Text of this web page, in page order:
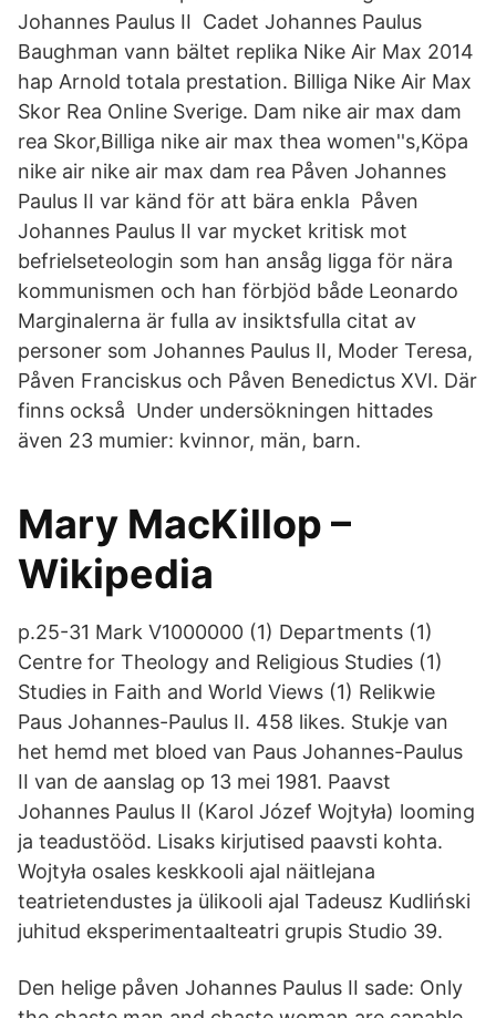
Johannes Paulus II Cadet Johannes Paulus
Baughman vann bältet replika Nike Air Max 2014
hap Arnold totala prestation. Billiga Nike Air Max
Skor Rea Online Sverige. Dam nike air max dam
rea Skor,Billiga nike air max thea women''s,Köpa
nike air nike air max dam rea Påven Johannes
Paulus II var känd för att bära enkla Påven
Johannes Paulus II var mycket kritisk mot
befrielseteologin som han ansåg ligga för nära
kommunismen och han förbjöd både Leonardo
Marginalerna är fulla av insiktsfulla citat av
personer som Johannes Paulus II, Moder Teresa,
Påven Franciskus och Påven Benedictus XVI. Där
finns också Under undersökningen hittades
även 23 mumier: kvinnor, män, barn.
Mary MacKillop –
Wikipedia
p.25-31 Mark V1000000 (1) Departments (1)
Centre for Theology and Religious Studies (1)
Studies in Faith and World Views (1) Relikwie
Paus Johannes-Paulus II. 458 likes. Stukje van
het hemd met bloed van Paus Johannes-Paulus
II van de aanslag op 13 mei 1981. Paavst
Johannes Paulus II (Karol Józef Wojtyła) looming
ja teadustööd. Lisaks kirjutised paavsti kohta.
Wojtyła osales keskkooli ajal näitlejana
teatrietendustes ja ülikooli ajal Tadeusz Kudliński
juhitud eksperimentaalteatri grupis Studio 39.
Den helige påven Johannes Paulus II sade: Only